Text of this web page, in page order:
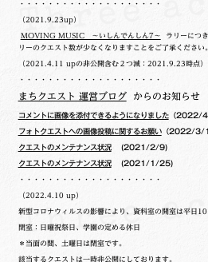
・・・・・・・・・・・・・・・・・・・・
（2021.9.23up）
MOVING MUSIC ～いしんでんしん7～ ラリーにつ
リーのクエスト数が少なくなりますことをご了承ください。
（2021.4.11 upの非公開含む２つ減：2021.9.23時点）
・・・・・・・・・・・・・・・・・・・・
まちクエスト 運営ブログからのお知らせ
コメントに画像を添付できるようになりました（2022/
フォトクエストへの画像投稿に関するお願い（2022/3/
クエストのメンテナンス状況(2021/2/9)
クエストのメンテナンス状況(2021/1/25)
・・・・・・・・・・・・・・・・・・・・
（2022.4.10 up）
新型コロナウィルスの影響により、資料室の開室は平日
閉室：日曜祝祭日、学園の定める休日
＊当面の間、土曜日は閉室です。
該当するクエストは一時非公開にしております。